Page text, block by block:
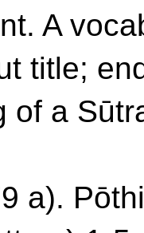
A
title;
of a
a).